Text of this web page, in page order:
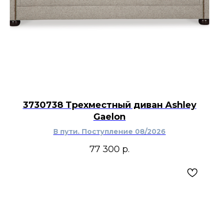
3730738 Трехместный диван Ashley
Gaelon
В пути. Поступление 08/2026
77 300 р.